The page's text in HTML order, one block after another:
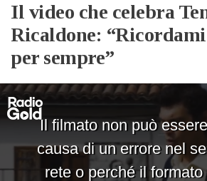
Il video che celebra
Ricaldone:
per sempre”